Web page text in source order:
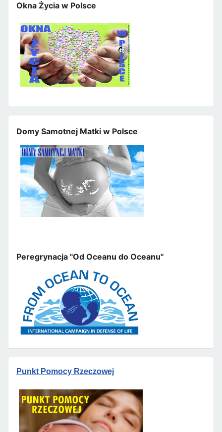
Okna Życia w Polsce
Domy Samotnej Matki w Polsce
Peregrynacja "Od Oceanu do Oceanu"
Punkt Pomocy Rzeczowej